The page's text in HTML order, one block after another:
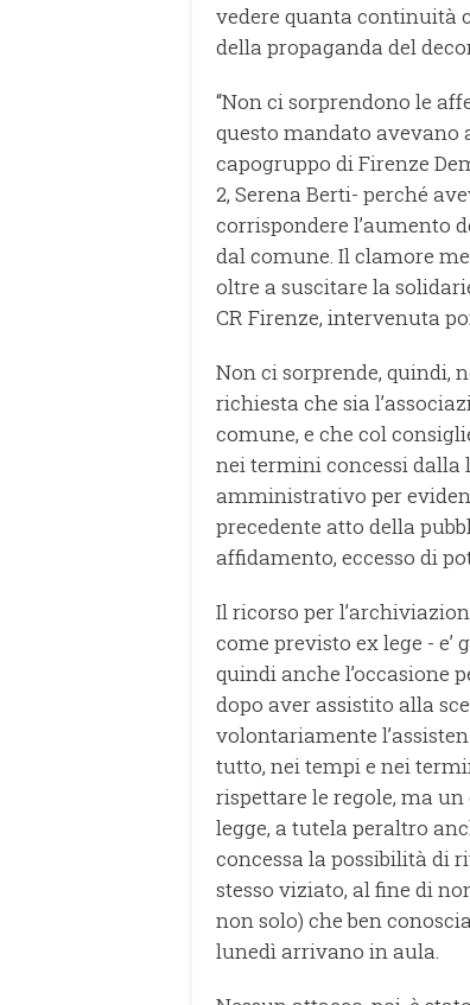
vedere quanta continuità
della propaganda del
“Non ci sorprendono le
questo mandato avevano
capogruppo di Firenze
2, Serena Berti- perché
corrispondere l’aumento
dal comune. Il clamore
oltre a suscitare la
CR Firenze, intervenuta
Non ci sorprende, quindi,
richiesta che sia
comune, e che col
nei termini concessi dalla
amministrativo per
precedente atto della
affidamento, eccesso di
Il ricorso per
come previsto ex lege - e’
quindi anche l’occasione
dopo aver assistito alla
volontariamente
tutto, nei tempi e nei
rispettare le regole, ma
legge, a tutela peraltro
concessa la possibilità di
stesso viziato, al fine di
non solo) che ben
lunedì arrivano in aula.